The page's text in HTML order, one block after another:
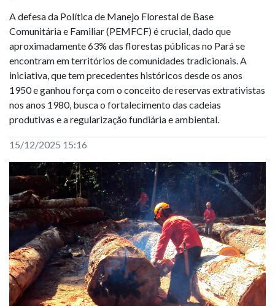
A defesa da Política de Manejo Florestal de Base
Comunitária e Familiar (PEMFCF) é crucial, dado que
aproximadamente 63% das florestas públicas no Pará se
encontram em territórios de comunidades tradicionais. A
iniciativa, que tem precedentes históricos desde os anos
1950 e ganhou força com o conceito de reservas extrativistas
nos anos 1980, busca o fortalecimento das cadeias
produtivas e a regularização fundiária e ambiental.
15/12/2025 15:16